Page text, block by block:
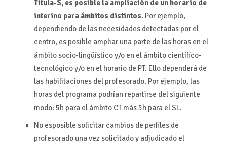
Titula-S, es posible la ampliación de un horario de
interino para ámbitos distintos. Por ejemplo,
dependiendo de las necesidades detectadas por el
centro, es posible ampliar una parte de las horas en el
ámbito socio-lingüístico y/o en el ámbito científico-
tecnológico y/o en el horario de PT. Ello dependerá de
las habilitaciones del profesorado. Por ejemplo, las
horas del programa podrían repartirse del siguiente
modo: 5h para el ámbito CT más 5h para el SL.
No esposible solicitar cambios de perfiles de
profesorado una vez solicitado y adjudicado el